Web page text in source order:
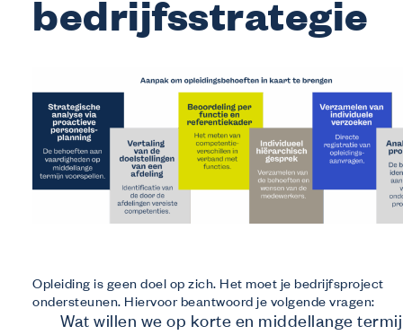
bedrijfsstrategie
Opleiding is geen doel op zich. Het moet je bedrijfsproject
ondersteunen. Hiervoor beantwoord je volgende vragen:
Wat willen we op korte en middellange